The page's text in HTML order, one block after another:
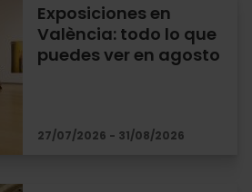
Exposiciones en
València: todo lo que
puedes ver en agosto
27/07/2026 - 31/08/2026